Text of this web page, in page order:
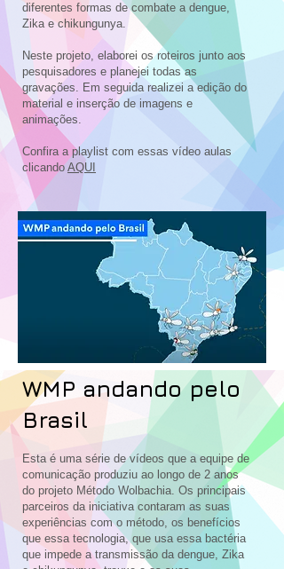
diferentes formas de combate a dengue,
Zika e chikungunya.
Neste projeto, elaborei os roteiros junto aos
pesquisadores e planejei todas as
gravações. Em seguida realizei a edição do
material e inserção de imagens e
animações.
Confira a playlist com essas vídeo aulas
clicandoAQUI
WMP andando pelo
Brasil
Esta é uma série de vídeos que a equipe de
comunicação produziu ao longo de 2 anos
do projeto Método Wolbachia. Os principais
parceiros da iniciativa contaram as suas
experiências com o método, os benefícios
que essa tecnologia, que usa essa bactéria
que impede a transmissão da dengue, Zika